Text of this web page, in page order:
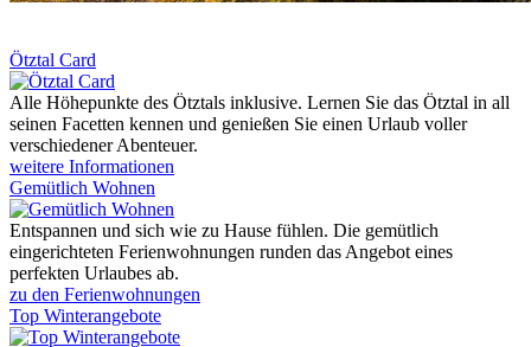
Ötztal Card
Alle Höhepunkte des Ötztals inklusive. Lernen Sie das Ötztal in all
seinen Facetten kennen und genießen Sie einen Urlaub voller
verschiedener Abenteuer.
weitere Informationen
Gemütlich Wohnen
Entspannen und sich wie zu Hause fühlen. Die gemütlich
eingerichteten Ferienwohnungen runden das Angebot eines
perfekten Urlaubes ab.
zu den Ferienwohnungen
Top Winterangebote